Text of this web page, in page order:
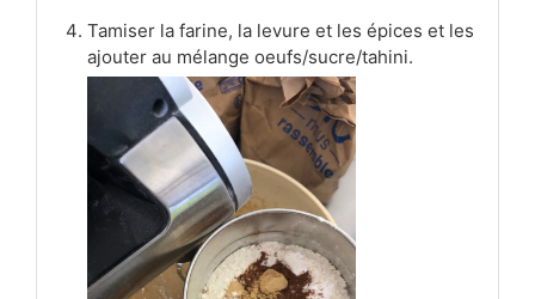
Tamiser la farine, la levure et les épices et les
ajouter au mélange oeufs/sucre/tahini.